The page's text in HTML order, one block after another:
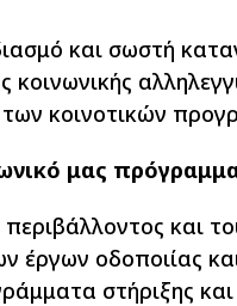
και σωστή
κοινωνικής
κοινοτικών
μας
και
έργων οδοποιίας
στήριξης